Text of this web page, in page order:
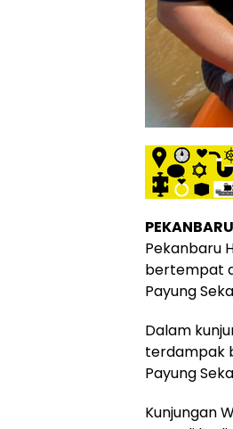
PEKANBARU
Pekanbaru
bertempat
Payung
Dalam
terdampak
Payung
Kunjungan